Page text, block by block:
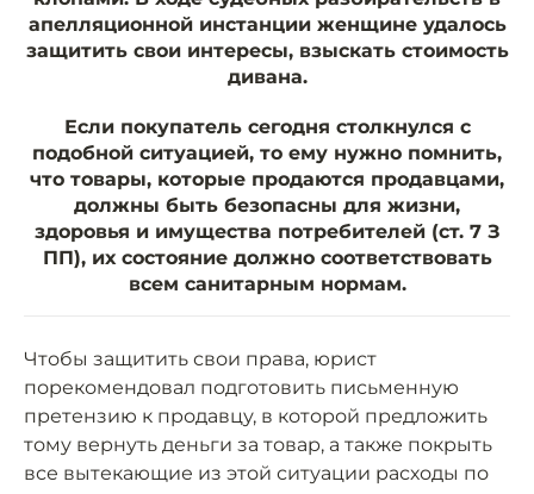
апелляционной инстанции женщине удалось
защитить свои интересы, взыскать стоимость
дивана.
Если покупатель сегодня столкнулся с
подобной ситуацией, то ему нужно помнить,
что товары, которые продаются продавцами,
должны быть безопасны для жизни,
здоровья и имущества потребителей (ст. 7 З
ПП), их состояние должно соответствовать
всем санитарным нормам.
Чтобы защитить свои права, юрист
порекомендовал подготовить письменную
претензию к продавцу, в которой предложить
тому вернуть деньги за товар, а также покрыть
все вытекающие из этой ситуации расходы по